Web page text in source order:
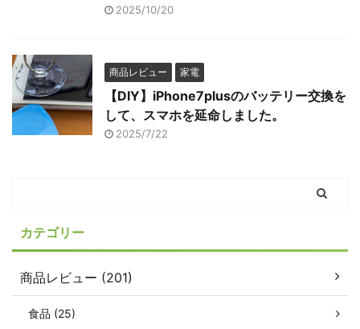
2025/10/20
商品レビュー 家電
【DIY】iPhone7plusのバッテリー交換を
して、スマホを延命しました。
2025/7/22
カテゴリー
商品レビュー (201)
食品 (25)